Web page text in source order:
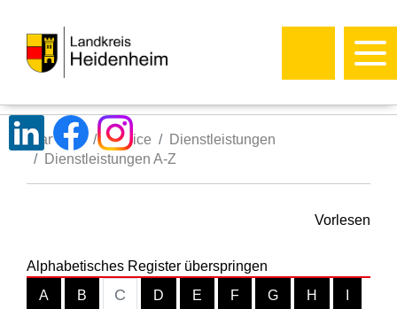
Startseite Service
Dienstleistungen
Dienstleistungen A-Z
Vorlesen
Alphabetisches Register überspringen
A
B C D E F G H